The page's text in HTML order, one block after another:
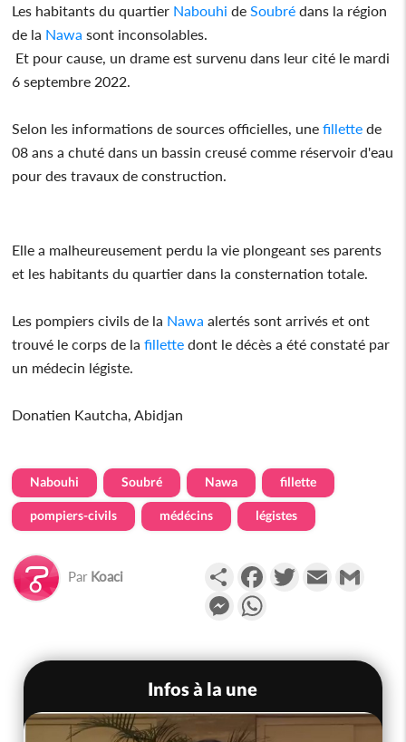
Les habitants du quartier Nabouhi de Soubré dans la région
de la Nawa sont inconsolables.
Et pour cause, un drame est survenu dans leur cité le mardi
6 septembre 2022.
Selon les informations de sources officielles, unefillette de
08 ans a chuté dans un bassin creusé comme réservoir d'eau
pour des travaux de construction.
Elle a malheureusement perdu la vie plongeant ses parents
et les habitants du quartier dans la consternation totale.
Les pompiers civils de la Nawa alertés sont arrivés et ont
trouvé le corps de lafillette dont le décès a été constaté par
un médecin légiste.
Donatien Kautcha, Abidjan
Nabouhi Soubré Nawa fillette
pompiers-civils médécins légistes
Par Koaci PartagerFacebookTwitterEmail
Messenger
Infos à la une